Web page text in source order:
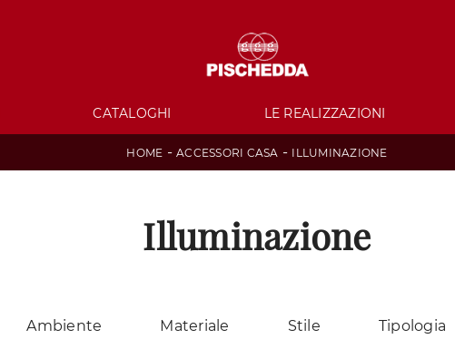
CATALOGHI LE REALIZZAZIONI
HOME -ACCESSORI CASA - ILLUMINAZIONE
Illuminazione
Ambiente Materiale Stile Tipologia